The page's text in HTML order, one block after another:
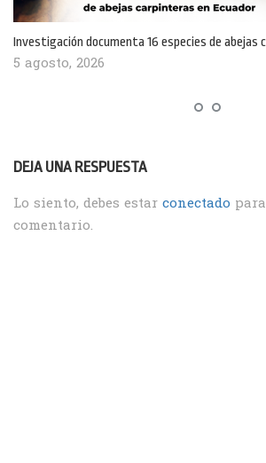
Investigación documenta 16 especies de abejas
5 agosto, 2026
DEJA UNA RESPUESTA
Lo siento, debes estar conectado
comentario.